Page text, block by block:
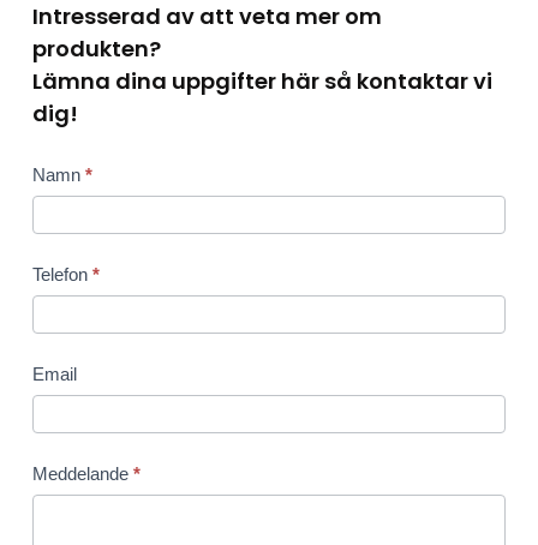
Intresserad av att veta mer om
produkten?
Lämna dina uppgifter här så kontaktar vi
dig!
Contact
produkt
Namn *
Telefon *
Email
Meddelande *
Om du är
lämna
det här